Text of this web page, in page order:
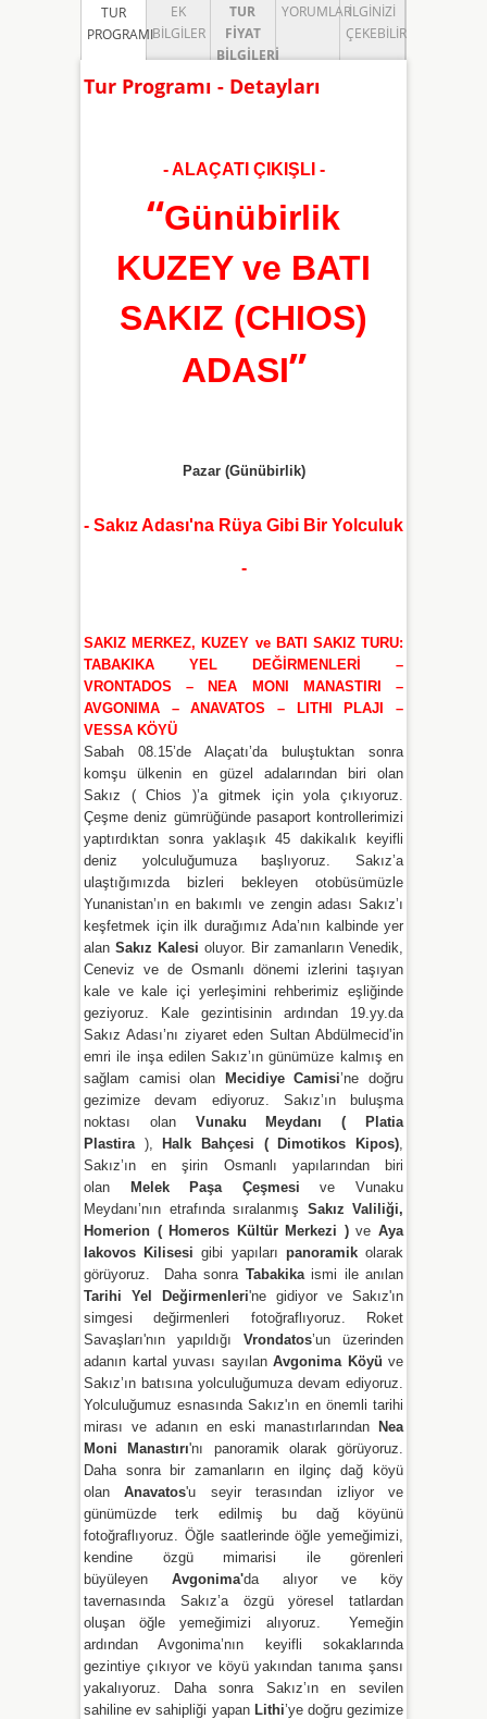
TUR
PROGRAMI
EK
BILGILER
TUR
FIYAT
BILGILERI
YORUMLARİLGINIZI
ÇEKEBILIR
Tur Programı - Detayları
- ALAÇATI ÇIKIŞLI -
“Günübirlik
KUZEY ve BATI
SAKIZ (CHIOS)
ADASI”
Pazar (Günübirlik)
- Sakız Adası'na Rüya Gibi Bir Yolculuk
-
SAKIZ MERKEZ, KUZEY ve BATI SAKIZ TURU:
TABAKIKA YEL DEĞİRMENLERİ –
VRONTADOS – NEA MONI MANASTIRI –
AVGONIMA – ANAVATOS – LITHI PLAJI –
VESSA KÖYÜ
Sabah 08.15’de Alaçatı’da buluştuktan sonra
komşu ülkenin en güzel adalarından biri olan
Sakız ( Chios )’a gitmek için yola çıkıyoruz.
Çeşme deniz gümrüğünde pasaport kontrollerimizi
yaptırdıktan sonra yaklaşık 45 dakikalık keyifli
deniz yolculuğumuza başlıyoruz. Sakız’a
ulaştığımızda bizleri bekleyen otobüsümüzle
Yunanistan’ın en bakımlı ve zengin adası Sakız’ı
keşfetmek için ilk durağımız Ada’nın kalbinde yer
alan Sakız Kalesi oluyor. Bir zamanların Venedik,
Ceneviz ve de Osmanlı dönemi izlerini taşıyan
kale ve kale içi yerleşimini rehberimiz eşliğinde
geziyoruz. Kale gezintisinin ardından 19.yy.da
Sakız Adası’nı ziyaret eden Sultan Abdülmecid’in
emri ile inşa edilen Sakız’ın günümüze kalmış en
sağlam camisi olan
Mecidiye Camisi’ne doğru
gezimize devam ediyoruz. Sakız’ın buluşma
noktası olan Vunaku Meydanı ( Platia
Plastira ), Halk Bahçesi ( Dimotikos Kipos)
Sakız’ın en şirin Osmanlı yapılarından biri
olan
Melek Paşa Çeşmesi ve Vunaku
Meydanı’nın etrafında sıralanmış Sakız Valiliği,
Homerion ( Homeros Kültür Merkezi )veAya
Iakovos Kilisesi gibi yapıları panoramikolarak
görüyoruz. Daha sonra Tabakikaismi ile anılan
Tarihi Yel Değirmenleri'ne gidiyor ve Sakız'ın
simgesi değirmenleri fotoğraflıyoruz. Roket
Savaşları'nın yapıldığı Vrondatos’un üzerinden
adanın kartal yuvası sayılan Avgonima Köyü ve
Sakız’ın batısına yolculuğumuza devam ediyoruz.
Yolculuğumuz esnasında Sakız'ın en önemli tarihi
mirası ve adanın en eski manastırlarından
Nea
Moni Manastırı'nı panoramik olarak görüyoruz.
Daha sonra bir zamanların en ilginç dağ köyü
olanAnavatos'u seyir terasından izliyor ve
günümüzde terk edilmiş bu dağ köyünü
fotoğraflıyoruz. Öğle saatlerinde öğle yemeğimizi,
kendine özgü mimarisi ile görenleri
büyüleyen Avgonima'da alıyor ve köy
tavernasında Sakız’a özgü yöresel tatlardan
oluşan öğle yemeğimizi alıyoruz. Yemeğin
ardından Avgonima’nın keyifli sokaklarında
gezintiye çıkıyor ve köyü yakından tanıma şansı
yakalıyoruz. Daha sonra Sakız’ın en sevilen
sahiline ev sahipliği yapan Lithi’ye doğru gezimize